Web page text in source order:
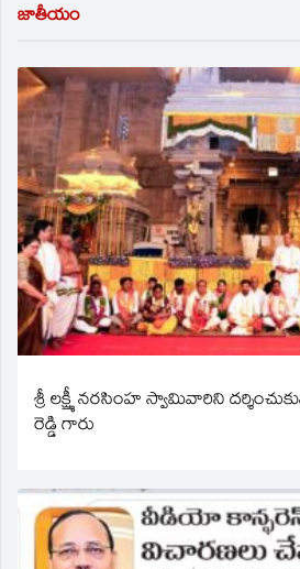
జాతీయం
శ్రీ లక్ష్మీ నరసింహ స్వామివారిని
రెడ్డి గారు